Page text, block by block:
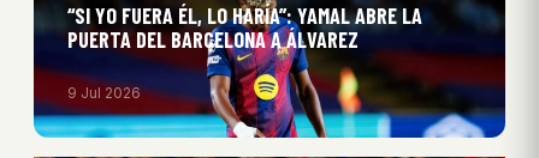
“SI YO FUERA ÉL, LO HARÍA”: YAMAL ABRE LA
PUERTA DEL BARCELONA A ÁLVAREZ
9 Jul 2026